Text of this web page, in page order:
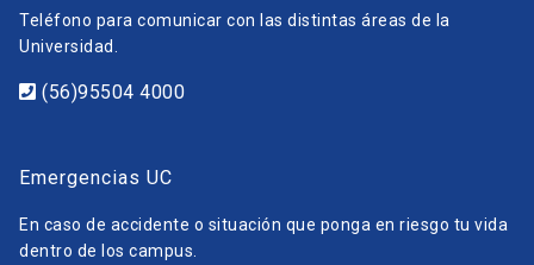
Teléfono para comunicar con las distintas áreas de la
Universidad.
(56)95504 4000
Emergencias UC
En caso de accidente o situación que ponga en riesgo tu vida
dentro de los campus.